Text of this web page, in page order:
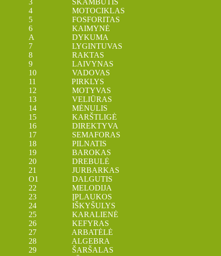
3 SKAMBUTIS
4 MOTOCIKLAS
5 FOSFORITAS
6 KAIMYNĖ
A DYKUMA
7 LYGINTUVAS
8 RAKTAS
9 LAIVYNAS
10 VADOVAS
11 PIRKLYS
12 MOTYVAS
13 VELIŪRAS
14 MĖNULIS
15 KARŠTLIGĖ
16 DIREKTYVA
17 SEMAFORAS
18 PILNATIS
19 BAROKAS
20 DREBULĖ
21 JURBARKAS
O1 DALGUTIS
22 MELODIJA
23 ĮPLAUKOS
24 IŠKYŠULYS
25 KARALIENĖ
26 KEFYRAS
27 ARBATĖLĖ
28 ALGEBRA
29 ŠARŠALAS